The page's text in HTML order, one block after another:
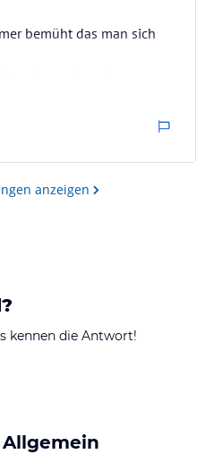
bemüht das man sich
Ausflüge, sämtliche
dort.
anzeigen
kennen die Antwort!